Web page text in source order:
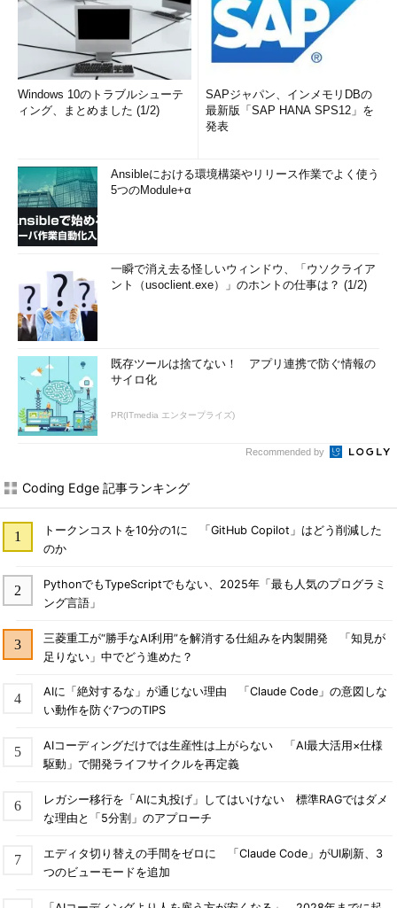
Windows 10のトラブルシューテ
ィング、まとめました (1/2)
SAPジャパン、インメモリDBの
最新版「SAP HANA SPS12」を
発表
Ansibleにおける環境構築やリリース作業でよく使う
5つのModule+α
一瞬で消え去る怪しいウィンドウ、「ウソクライア
ント（usoclient.exe）」のホントの仕事は？ (1/2)
既存ツールは捨てない！ アプリ連携で防ぐ情報の
サイロ化
PR(ITmedia エンタープライズ)
Recommended by
Coding Edge 記事ランキング
トークンコストを10分の1に 「GitHub Copilot」はどう削減した
のか
PythonでもTypeScriptでもない、2025年「最も人気のプログラミ
ング言語」
三菱重工が“勝手なAI利用”を解消する仕組みを内製開発 「知見が
足りない」中でどう進めた？
AIに「絶対するな」が通じない理由 「Claude Code」の意図しな
い動作を防ぐ7つのTIPS
AIコーディングだけでは生産性は上がらない 「AI最大活用×仕様
駆動」で開発ライフサイクルを再定義
レガシー移行を「AIに丸投げ」してはいけない 標準RAGではダメ
な理由と「5分割」のアプローチ
エディタ切り替えの手間をゼロに 「Claude Code」がUI刷新、3
つのビューモードを追加